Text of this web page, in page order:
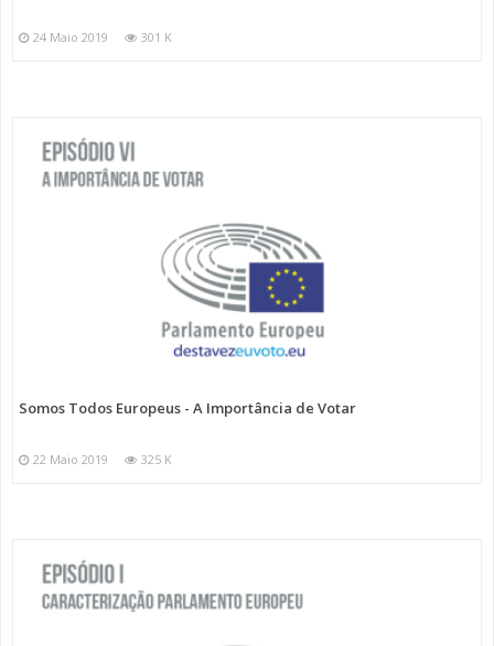
24 Maio 2019 301 K
Somos Todos Europeus - A Importância de Votar
22 Maio 2019 325 K